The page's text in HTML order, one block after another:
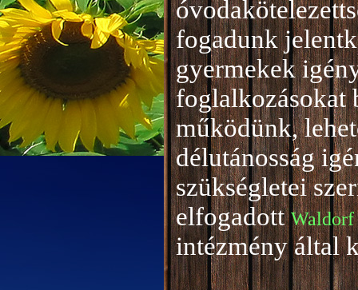
fogadunk
gyermekek
foglalkozásokat
működünk,
délutánosság
szükségletei
elfogadott Waldorf
intézmény által